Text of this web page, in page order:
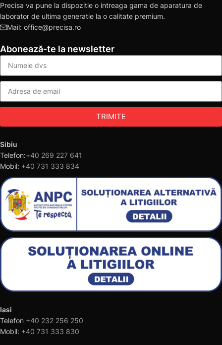
Precisa va pune la dispozitie o intreaga gama de aparatura de
laborator de ultima generatie la o calitate premium.
Mail: office@precisa.ro
Abonează-te la newsletter
TRIMITE
Sibiu
Telefon:+40 269 227 641
Mobil: +40 731 333 834
Iasi
Telefon +40 232 256 250
Mobil: +40 731 333 830